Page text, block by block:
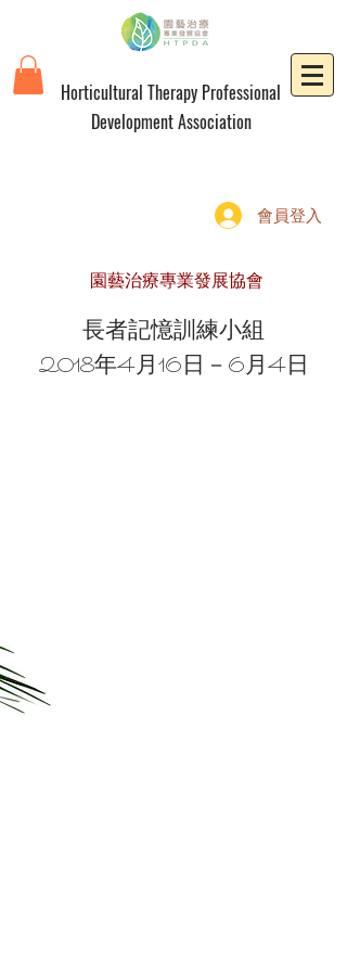
Horticultural Therapy Professional
Development Association
會員登入
園藝治療專業發展協會
長者記憶訓練小組
2018年4月16日－6月4日